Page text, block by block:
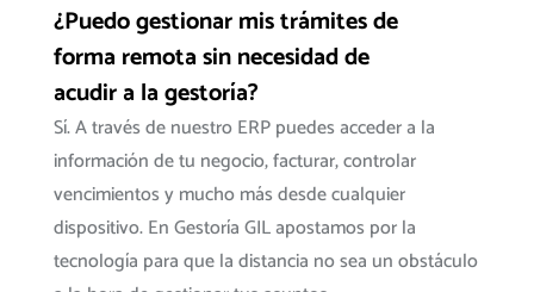
¿Puedo gestionar mis trámites de
forma remota sin necesidad de
acudir a la gestoría?
Sí. A través de nuestro ERP puedes acceder a la
información de tu negocio, facturar, controlar
vencimientos y mucho más desde cualquier
dispositivo. En Gestoría GIL apostamos por la
tecnología para que la distancia no sea un obstáculo